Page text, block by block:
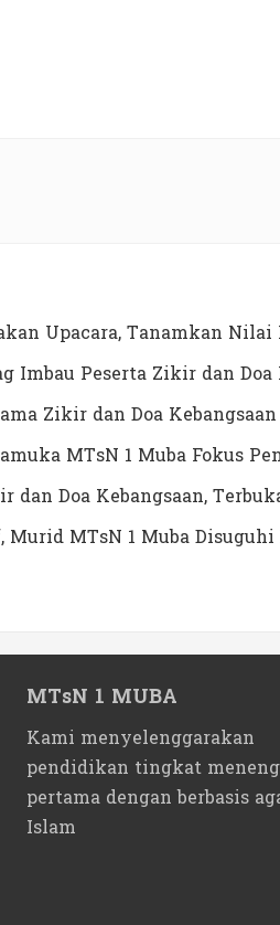
Upacara, Tanamkan Nilai
Imbau Peserta Zikir dan
Zikir dan Doa
MTsN 1 Muba Fokus
dan Doa Kebangsaan,
MTsN 1 Muba
MTsN 1 MUBA
Kami menyelenggarakan
pendidikan tingkat
pertama dengan berbasis
Islam